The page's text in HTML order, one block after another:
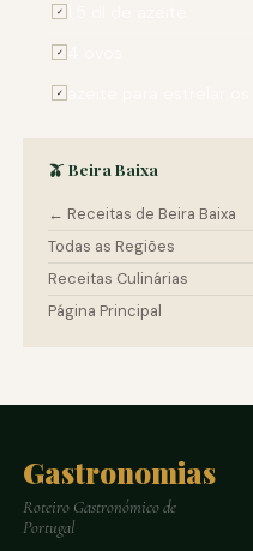
✓
✓
✓
🫒 Beira Baixa
← Receitas de Beira Baixa
Todas as Regiões
Receitas Culinárias
Página Principal
Gastronomias
Roteiro Gastronómico de
Portugal